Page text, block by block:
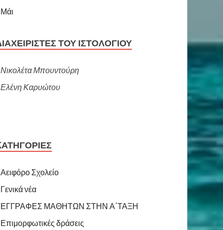
ΤΟΥ ΙΣΤΟΛΟΓΊΟΥ
Νικολέτα Μπουντούρη
Ελένη Καρυώτου
Αειφόρο Σχολείο
Γενικά νέα
ΕΓΓΡΑΦΕΣ ΜΑΘΗΤΩΝ ΣΤΗΝ Α΄ΤΑΞΗ
Επιμορφωτικές δράσεις